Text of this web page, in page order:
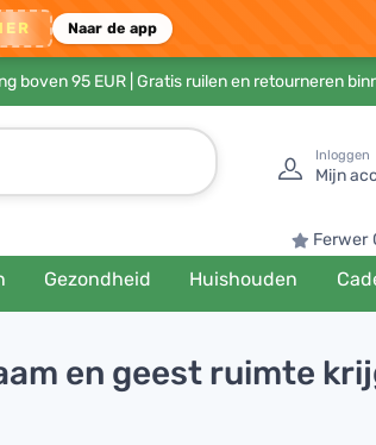
Naar de app
boven 95 EUR| Gratis ruilen en retourneren
Inloggen
Mijn
Ferwer
Gezondheid Huishouden
en geest ruimte